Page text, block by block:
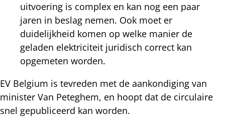
uitvoering is complex en kan nog een paar
jaren in beslag nemen. Ook moet er
duidelijkheid komen op welke manier de
geladen elektriciteit juridisch correct kan
opgemeten worden.
EV Belgium is tevreden met de aankondiging van
minister Van Peteghem, en hoopt dat de circulaire
snel gepubliceerd kan worden.